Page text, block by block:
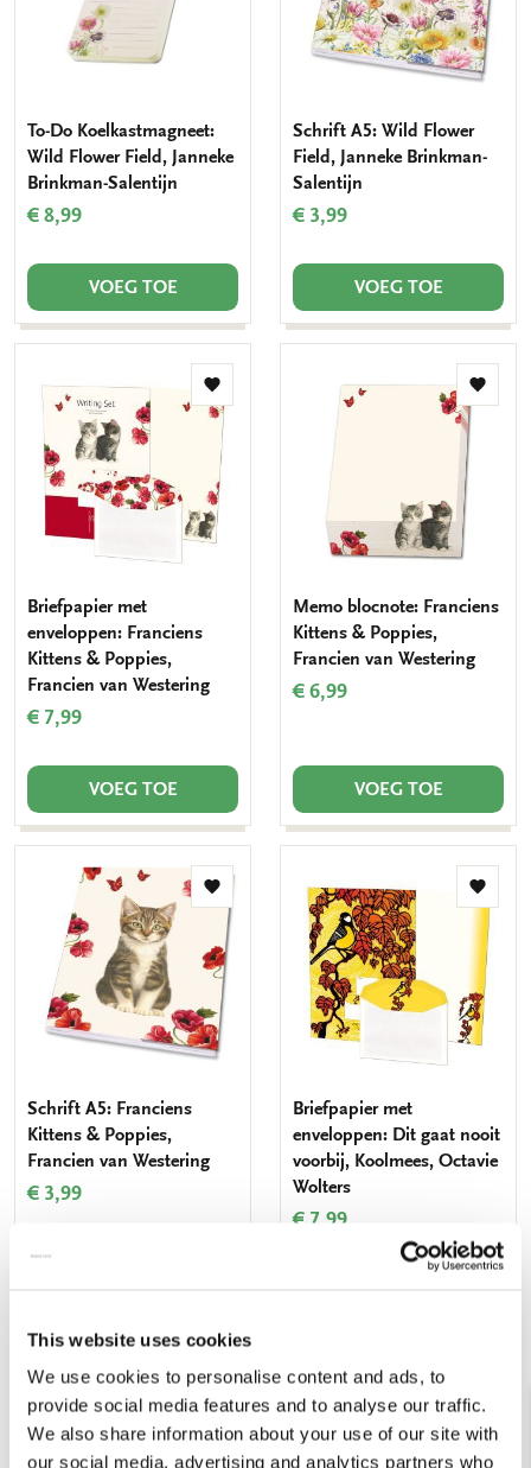
This website uses cookies
We use cookies to personalise content and ads, to
provide social media features and to analyse our traffic.
We also share information about your use of our site with
our social media, advertising and analytics partners who
To-Do Koelkastmagneet:
Wild Flower Field, Janneke
Brinkman-Salentijn
€ 8,99
VOEG TOE
Schrift A5: Wild Flower
Field, Janneke Brinkman-
Salentijn
€ 3,99
VOEG TOE
Toevoegen
aan
Briefpapier met
enveloppen: Franciens
Kittens & Poppies,
Francien van Westering
€ 7,99
VOEG TOE
Memo blocnote: Franciens
Kittens & Poppies,
Francien van Westering
€ 6,99
VOEG TOE
Toevoegen
aan
verlanglijst
Schrift A5: Franciens
Kittens & Poppies,
Francien van Westering
€ 3,99
aan
Briefpapier met
enveloppen: Dit gaat nooit
voorbij, Koolmees, Octavie
Wolters
€ 7,99
Toevoegen
aan
verlanglijst
aan